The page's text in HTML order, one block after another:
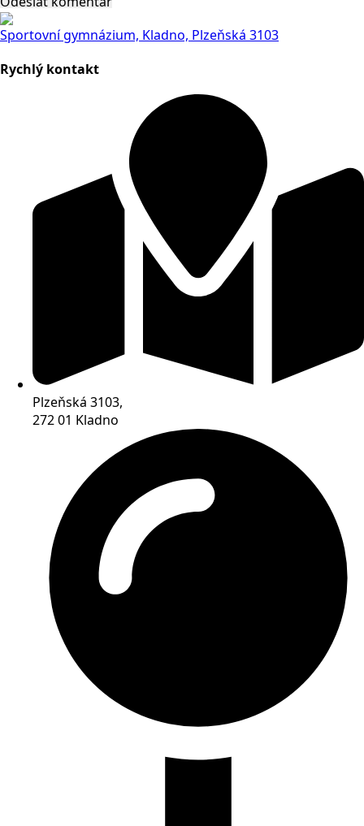
Sportovní gymnázium, Kladno, Plzeňská 3103
Rychlý kontakt
Plzeňská 3103,
272 01 Kladno